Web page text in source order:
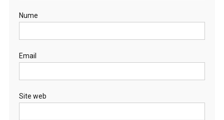
Nume
Email
Site web